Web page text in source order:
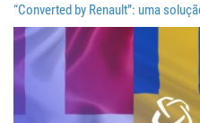
“Converted by Renault”: uma